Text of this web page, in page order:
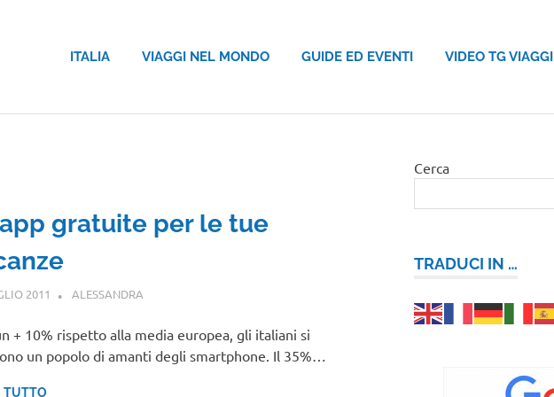
ITALIA VIAGGI NEL MONDO GUIDE ED EVENTI VIDEO TG VIAGGI
gratuite per le tue
2011 ALESSANDRA
+ 10% rispetto alla media europea, gli italiani si
un popolo di amanti degli smartphone. Il 35%…
TUTTO
Cerca
TRADUCI IN …